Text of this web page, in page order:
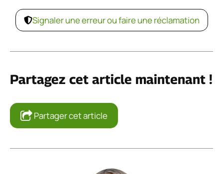
Signaler une erreur ou faire une réclamation
Partagez cet article maintenant !
Partager cet article